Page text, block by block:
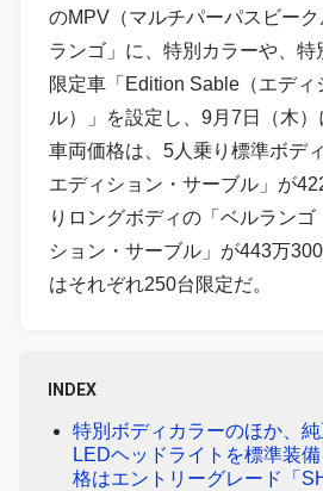
のMPV（マルチパーパスビー
ランゴ」に、特別カラーや、特
限定車「Edition Sable（エディ
ル）」を設定し、9月7日（木
車両価格は、5人乗り標準ボデ
エディション・サーブル」が
りロングボディの「ベルランゴ
ション・サーブル」が443万
はそれぞれ250台限定だ。
INDEX
特別ボディカラーのほか、
LEDヘッドライトを標準装
格はエントリーグレード「